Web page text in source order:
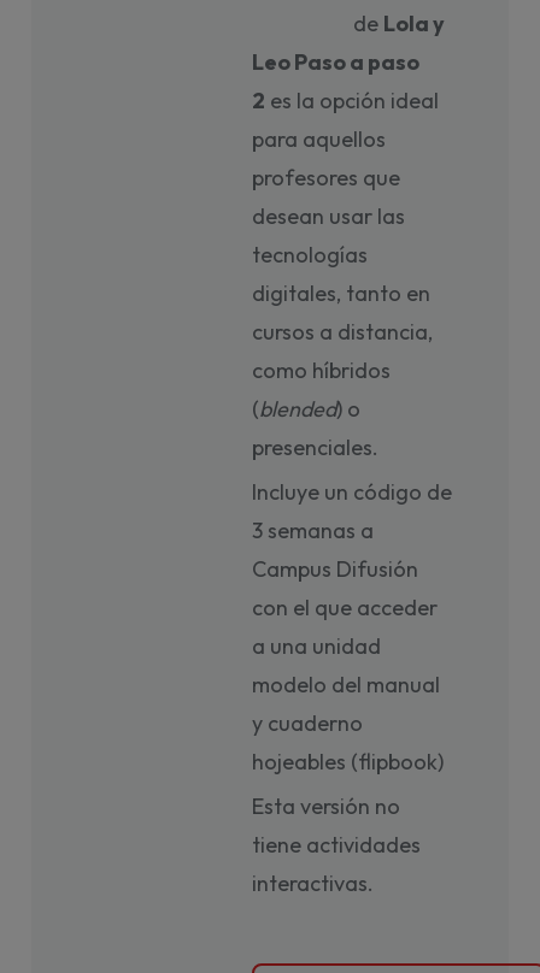
de Lola y
Leo Paso a paso
2 es la opción ideal
para aquellos
profesores que
desean usar las
tecnologías
digitales, tanto en
cursos a distancia,
como híbridos
(blended) o
presenciales.
Incluye un código de
3 semanas a
Campus Difusión
con el que acceder
a una unidad
modelo del manual
y cuaderno
hojeables (flipbook)
Esta versión no
tiene actividades
interactivas.